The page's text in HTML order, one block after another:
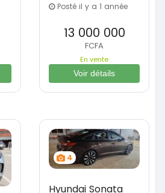
Posté il y a 1 année
13 000 000
FCFA
En vente
Voir détails
4
Hyundai Sonata